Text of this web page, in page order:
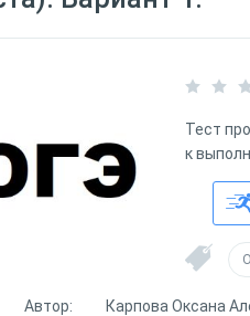
Тест
к
Автор:
Карпова Оксана